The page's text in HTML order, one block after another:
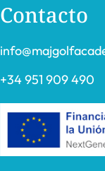
Contacto
+34 951 909 490